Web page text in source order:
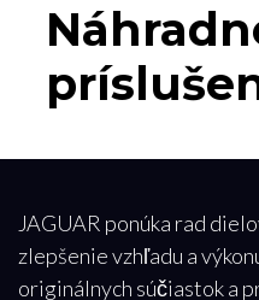
JAGUAR ponúka rad
zlepšenie vzhľadu a
originálnych súčiastok a